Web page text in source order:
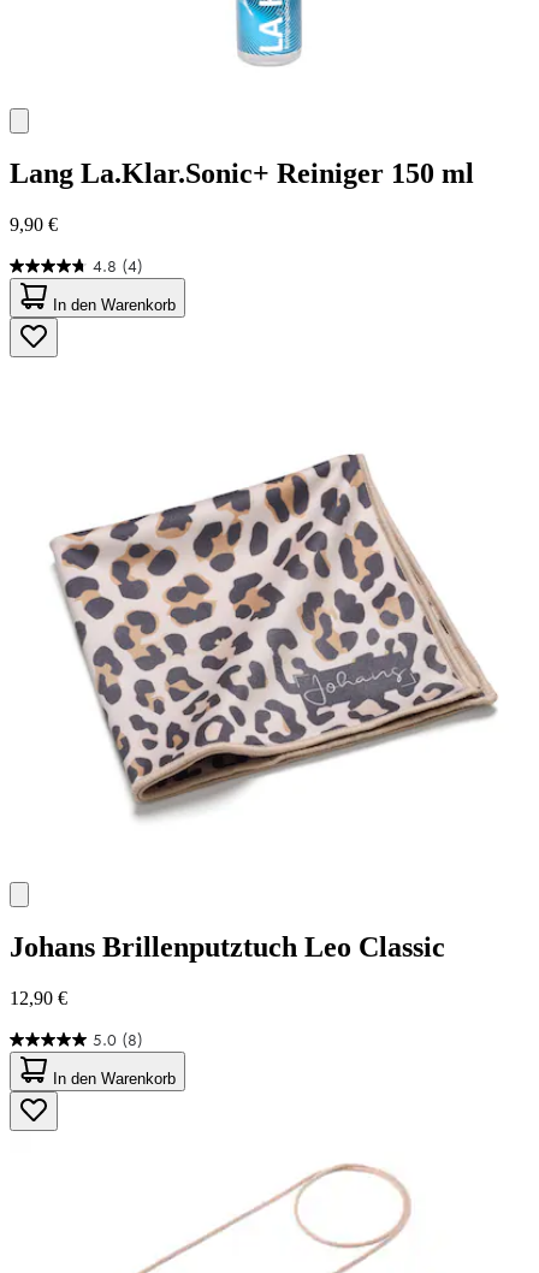
Lang La.Klar.Sonic+ Reiniger 150 ml
9,90 €
4.8 (4)
4.8
von
5
Sternen.
4
In den Warenkorb
Johans Brillenputztuch Leo Classic
12,90 €
5.0 (8)
5.0
von
5
Sternen.
8
In den Warenkorb